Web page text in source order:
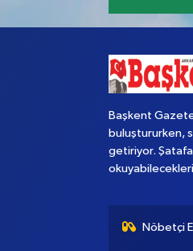
Başkent
buluştururken,
getiriyor.
Nöbetçi